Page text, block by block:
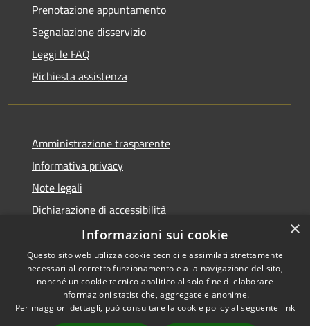
Prenotazione appuntamento
Segnalazione disservizio
Leggi le FAQ
Richiesta assistenza
Amministrazione trasparente
Informativa privacy
Note legali
Dichiarazione di accessibilità
Whistleblowing
RSS
Accessibilità
Copyright © 2026 • Comune di
Concorezzo • Powered by
×
Informazioni sui cookie
Questo sito web utilizza cookie tecnici e assimilati strettamente
necessari al corretto funzionamento e alla navigazione del sito,
nonché un cookie tecnico analitico al solo fine di elaborare
informazioni statistiche, aggregate e anonime.
Per maggiori dettagli, può consultare la cookie policy al seguente link